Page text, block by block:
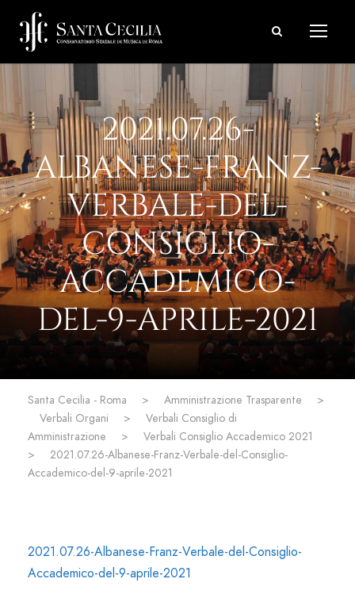
2021.07.26-
ALBANESE-FRANZ-
VERBALE-DEL-
CONSIGLIO-
ACCADEMICO-
DEL-9-APRILE-2021
Santa Cecilia - Roma > Amministrazione Trasparente
>
Verbali Organi
>
Verbali Consiglio di
Amministrazione
>
Verbali Consiglio Accademico 2021
>
2021.07.26-Albanese-Franz-Verbale-del-Consiglio-
Accademico-del-9-aprile-2021
2021.07.26-Albanese-Franz-Verbale-del-Consiglio-
Accademico-del-9-aprile-2021